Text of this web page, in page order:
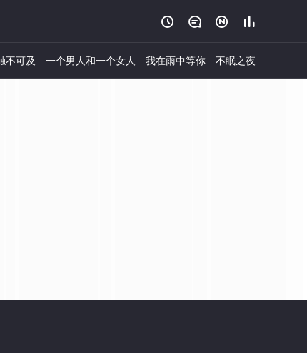
   
不可及 一个男人和一个女人 我在雨中等你 不眠之夜